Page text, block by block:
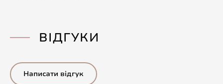
ВІДГУКИ
Написати відгук